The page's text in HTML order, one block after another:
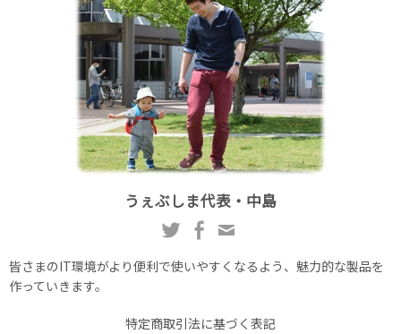
うぇぶしま代表・中島
皆さまのIT環境がより便利で使いやすくなるよう、魅力的な製品を
作っていきます。
特定商取引法に基づく表記